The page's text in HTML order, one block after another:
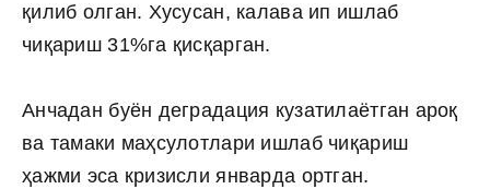
қилиб олган. Хусусан, калава ип ишлаб
чиқариш 31%га қисқарган.
Анчадан буён деградация кузатилаётган ароқ
ва тамаки маҳсулотлари ишлаб чиқариш
ҳажми эса кризисли январда ортган.